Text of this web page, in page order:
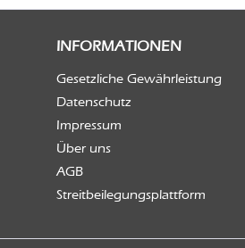
INFORMATIONEN
Gesetzliche Gewährleistung
Datenschutz
Impressum
Über uns
AGB
Streitbeilegungsplattform